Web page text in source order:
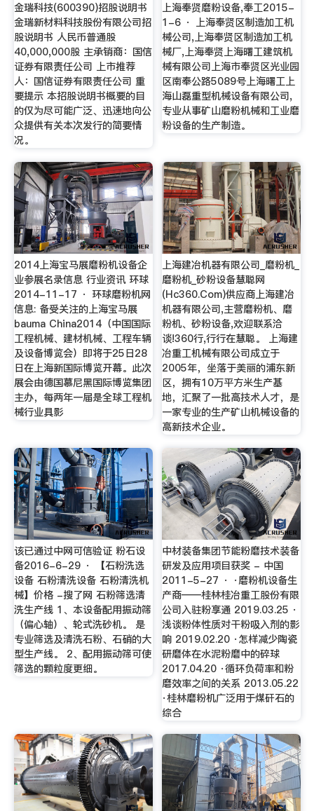
金瑞科技(600390)招股说明书
金瑞新材料科技股份有限公司招
股说明书 人民币普通股
40,000,000股 主承销商：国信
证券有限责任公司 上市推荐
人：国信证券有限责任公司 重
要提示 本招股说明书概要的目
的仅为尽可能广泛、迅速地向公
众提供有关本次发行的简要情
况。
上海奉贤磨粉设备,奉工2015-
1-6 · 上海奉贤区制造加工机
械公司,上海奉贤区制造加工机
械厂,上海奉贤上海曙工建筑机
械有限公司上海市奉贤区光业园
区南奉公路5089号上海曙工上
海山磊重型机械设备有限公司,
专业从事矿山磨粉机械和工业磨
粉设备的生产制造。
2014上海宝马展磨粉机设备企
业参展名录信息 行业资讯 环球
2014-11-17 · 环球磨粉机网
信息: 备受关注的上海宝马展
bauma China2014（中国国际
工程机械、建材机械、工程车辆
及设备博览会）即将于25日28
日在上海新国际博览开幕。此次
展会由德国慕尼黑国际博览集团
主办，每两年一届是全球工程机
械行业具影
上海建冶机器有限公司_磨粉机_
磨粉机_砂粉设备慧聪网
(Hc360.Com)供应商上海建冶
机器有限公司,主营磨粉机、磨
粉机、砂粉设备,欢迎联系洽
谈!360行,行行在慧聪。 上海建
冶重工机械有限公司成立于
2005年，坐落于美丽的浦东新
区，拥有10万平方米生产基
地，汇聚了一批高技术人才，是
一家专业的生产矿山机械设备的
高新技术企业。
该已通过中网可信验证 粉石设
备2016-6-29 · 【石粉洗选
设备 石粉清洗设备 石粉清洗机
械】价格 -搜了网 石粉筛选清
洗生产线 1、本设备配用振动筛
（偏心轴）、轮式洗砂机。 是
专业筛选及清洗石粉、石硝的大
型生产线。 2、配用振动筛可使
筛选的颗粒度更细。
中材装备集团节能粉磨技术装备
研发及应用项目获奖 - 中国
2011-5-27 · ·磨粉机设备生
产商——桂林桂冶重工股份有限
公司入驻粉享通 2019.03.25 ·
浅谈粉体性质对干粉吸入剂的影
响 2019.02.20 ·怎样减少陶瓷
研磨体在水泥粉磨中的碎球
2017.04.20 ·循环负荷率和粉
磨效率之间的关系 2013.05.22
·桂林磨粉机广泛用于煤矸石的
综合